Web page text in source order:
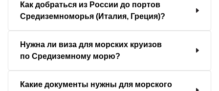
Как добраться из России до портов
Средиземноморья (Италия, Греция)?
Нужна ли виза для морских круизов
по Средиземному морю?
Какие документы нужны для морского